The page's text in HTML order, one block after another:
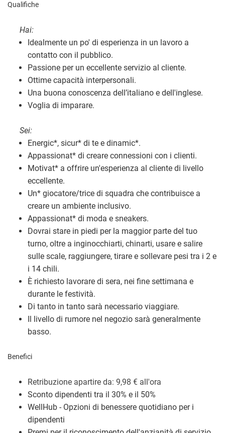
Qualifiche
Hai:
Idealmente un po' di esperienza in un lavoro a
contatto con il pubblico.
Passione per un eccellente servizio al cliente.
Ottime capacità interpersonali.
Una buona conoscenza dell’italiano e dell'inglese.
Voglia di imparare.
Sei:
Energic*, sicur* di te e dinamic*.
Appassionat* di creare connessioni con i clienti.
Motivat* a offrire un'esperienza al cliente di livello
eccellente.
Un* giocatore/trice di squadra che contribuisce a
creare un ambiente inclusivo.
Appassionat* di moda e sneakers.
Dovrai stare in piedi per la maggior parte del tuo
turno, oltre a inginocchiarti, chinarti, usare e salire
sulle scale, raggiungere, tirare e sollevare pesi tra i 2 e
i 14 chili.
È richiesto lavorare di sera, nei fine settimana e
durante le festività.
Di tanto in tanto sarà necessario viaggiare.
Il livello di rumore nel negozio sarà generalmente
basso.
Benefici
Retribuzione apartire da: 9,98 € all'ora
Sconto dipendenti tra il 30% e il 50%
WellHub - Opzioni di benessere quotidiano per i
dipendenti